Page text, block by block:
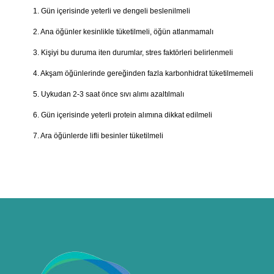
1. Gün içerisinde yeterli ve dengeli beslenilmeli
2. Ana öğünler kesinlikle tüketilmeli, öğün atlanmamalı
3. Kişiyi bu duruma iten durumlar, stres faktörleri belirlenmeli
4. Akşam öğünlerinde gereğinden fazla karbonhidrat tüketilmemeli
5. Uykudan 2-3 saat önce sıvı alımı azaltılmalı
6. Gün içerisinde yeterli protein alımına dikkat edilmeli
7. Ara öğünlerde lifli besinler tüketilmeli